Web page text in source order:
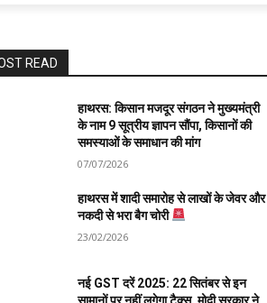
READ
हाथरस: किसान मजदूर संगठन ने मुख्यमंत्री
के नाम 9 सूत्रीय ज्ञापन सौंपा, किसानों की
समस्याओं के समाधान की मांग
07/07/2026
हाथरस में शादी समारोह से लाखों के जेवर और
नकदी से भरा बैग चोरी
23/02/2026
नई GST दरें 2025: 22 सितंबर से इन